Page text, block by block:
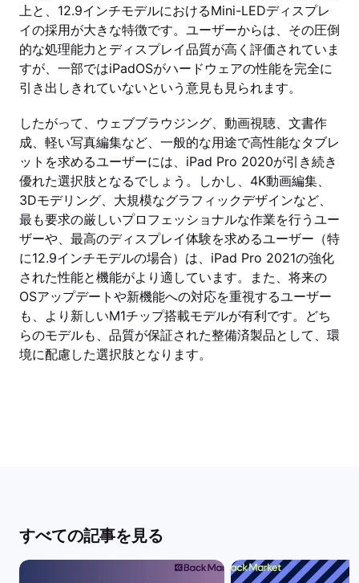
上と、12.9インチモデルにおけるMini-LEDディスプレ
イの採用が大きな特徴です。ユーザーからは、その圧倒
的な処理能力とディスプレイ品質が高く評価されていま
すが、一部ではiPadOSがハードウェアの性能を完全に
引き出しきれていないという意見も見られます。
したがって、ウェブブラウジング、動画視聴、文書作
成、軽い写真編集など、一般的な用途で高性能なタブレ
ットを求めるユーザーには、iPad Pro 2020が引き続き
優れた選択肢となるでしょう。しかし、4K動画編集、
3Dモデリング、大規模なグラフィックデザインなど、
最も要求の厳しいプロフェッショナルな作業を行うユー
ザーや、最高のディスプレイ体験を求めるユーザー（特
に12.9インチモデルの場合）は、iPad Pro 2021の強化
された性能と機能がより適しています。また、将来の
OSアップデートや新機能への対応を重視するユーザー
も、より新しいM1チップ搭載モデルが有利です。どち
らのモデルも、品質が保証された整備済製品として、環
境に配慮した選択肢となります。
すべての記事を見る